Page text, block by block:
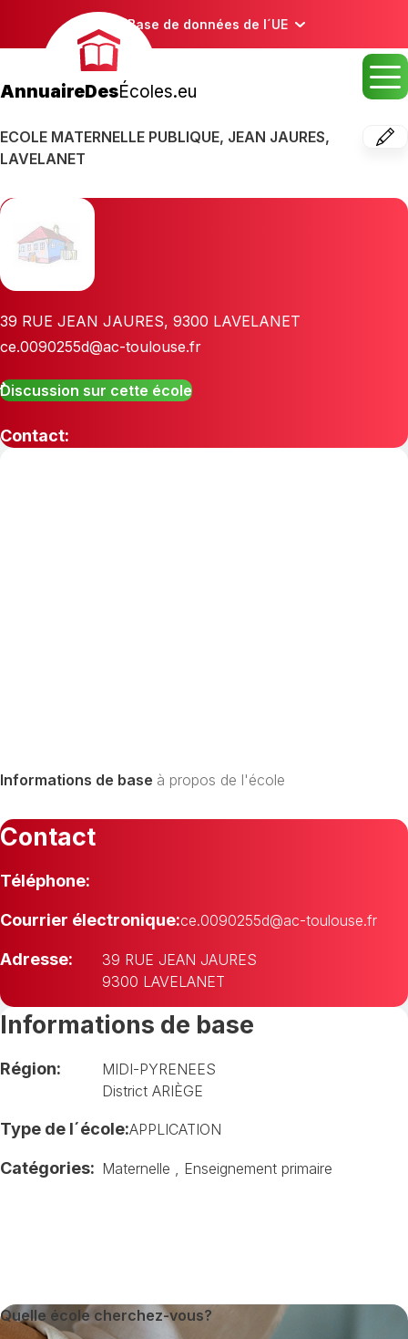
Base de données de l´UE
AnnuaireDesÉcoles.eu
ECOLE MATERNELLE PUBLIQUE, JEAN JAURES,
LAVELANET
39 RUE JEAN JAURES, 9300 LAVELANET
ce.0090255d@ac-toulouse.fr
Discussion sur cette école
Contact:
Informations de base à propos de l'école
Contact
Téléphone:
Courrier électronique:ce.0090255d@ac-toulouse.fr
Adresse:
39 RUE JEAN JAURES
9300 LAVELANET
Informations de base
Région:
MIDI-PYRENEES
District ARIÈGE
Type de l´école:APPLICATION
Catégories: Maternelle Enseignement primaire
Quelle école cherchez-vous?